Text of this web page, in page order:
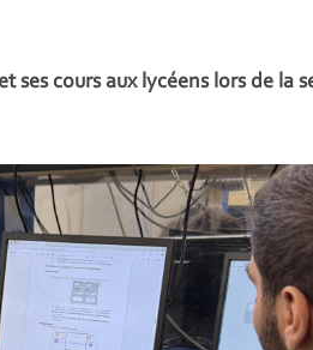
ses cours aux lycéens lors de la